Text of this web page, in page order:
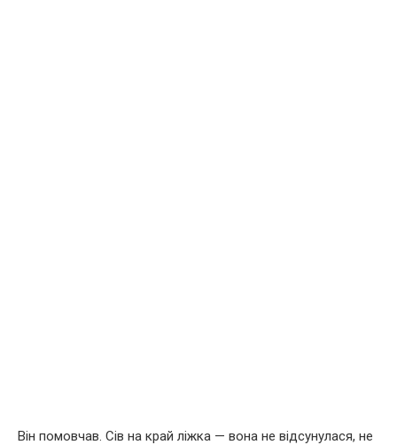
Він помовчав. Сів на край ліжка — вона не відсунулася, не